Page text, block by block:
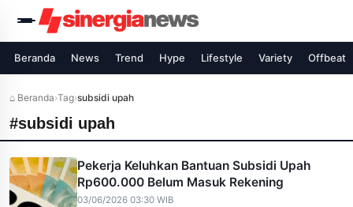
Beranda News Trend Hype Lifestyle Variety Offbeat
⌂ Beranda›Tag›subsidi upah
#subsidi upah
Pekerja Keluhkan Bantuan Subsidi Upah
Rp600.000 Belum Masuk Rekening
03/06/2026 03:30 WIB